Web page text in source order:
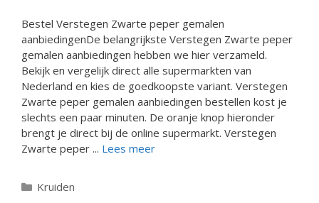
Bestel Verstegen Zwarte peper gemalen
aanbiedingenDe belangrijkste Verstegen Zwarte peper
gemalen aanbiedingen hebben we hier verzameld.
Bekijk en vergelijk direct alle supermarkten van
Nederland en kies de goedkoopste variant. Verstegen
Zwarte peper gemalen aanbiedingen bestellen kost je
slechts een paar minuten. De oranje knop hieronder
brengt je direct bij de online supermarkt. Verstegen
Zwarte peper ... Lees meer
Categorieën
Kruiden